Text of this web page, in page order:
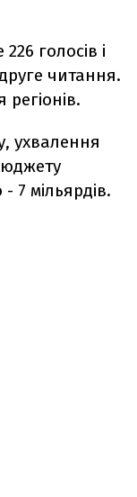
голосів і
читання.
ухвалення
7 мільярдів.